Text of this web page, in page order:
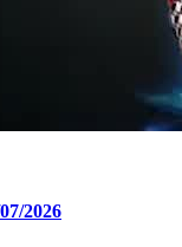
2026